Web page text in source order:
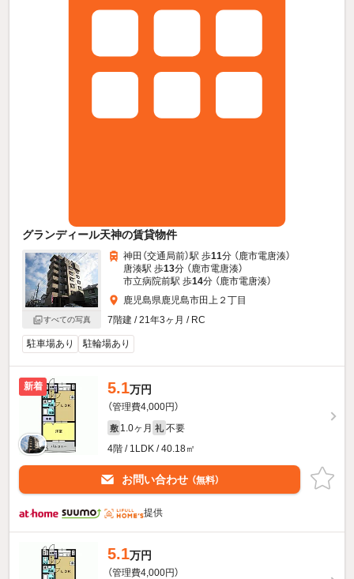
グランディール天神の賃貸物件
すべての写真
神田（交通局前）駅 歩11分 （鹿市電唐湊）
唐湊駅 歩13分 （鹿市電唐湊）
市立病院前駅 歩14分 （鹿市電唐湊）
鹿児島県鹿児島市田上２丁目
7階建 / 21年3ヶ月 / RC
駐車場あり 駐輪場あり
新着 5.1万円
（管理費4,000円）
敷 1.0ヶ月 礼 不要
4階 / 1LDK / 40.18㎡
お問い合わせ （無料）
提供
5.1万円
（管理費4,000円）